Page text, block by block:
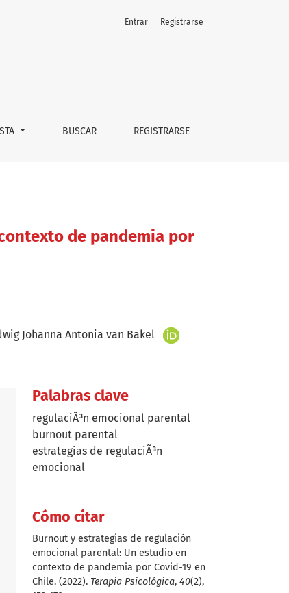
BUSCAR REGISTRARSE
Entrar Registrarse
de pandemia por
Johanna Antonia van Bakel
Palabras clave
regulaciÃ³n emocional parental
burnout parental
estrategias de regulaciÃ³n
emocional
Cómo citar
Burnout y estrategias de regulación
emocional parental: Un estudio en
contexto de pandemia por Covid-19 en
Chile. (2022). Terapia Psicológica, 40(2),